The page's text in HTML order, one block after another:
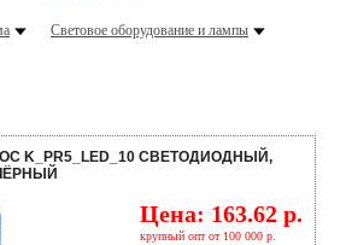
Световое оборудование и лампы
K_PR5_LED_10 СВЕТОДИОДНЫЙ,
Цена: 163.62 р.
крупный опт от 100 000 р.